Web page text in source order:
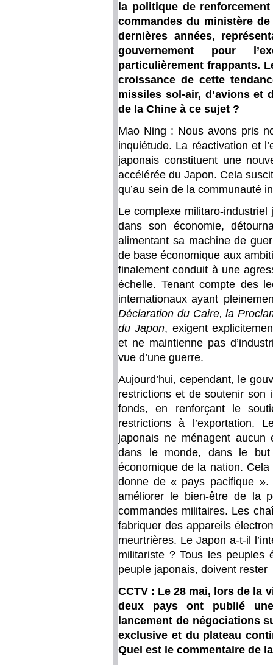
la politique de
commandes du ministère
dernières années,
gouvernement pour
particulièrement frappants.
croissance de cette
missiles sol-air, d’avions et
de la Chine à ce sujet ?
Mao Ning : Nous avons pris
inquiétude. La réactivation et
japonais constituent une
accélérée du Japon. Cela
qu’au sein de la communauté
Le complexe militaro-
dans son économie,
alimentant sa machine de
de base économique aux
finalement conduit à une
échelle. Tenant compte des
internationaux ayant
Déclaration du Caire, la
du Japon, exigent
et ne maintienne pas
vue d’une guerre.
Aujourd’hui, cependant, le
restrictions et de soutenir son
fonds, en renforçant le
restrictions à l’exportation.
japonais ne ménagent aucun
dans le monde, dans le
économique de la nation. Cela
donne de « pays pacifique ».
améliorer le bien-être de la
commandes militaires. Les
fabriquer des appareils
meurtrières. Le Japon a-t-il
militariste ? Tous les
peuple japonais, doivent rester
CCTV : Le 28 mai, lors de la
deux pays ont publié
lancement de négociations
exclusive et du plateau
Quel est le commentaire de